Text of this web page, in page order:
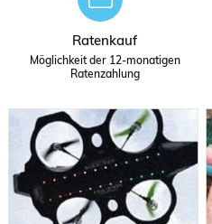
Ratenkauf
Möglichkeit der 12-monatigen
Ratenzahlung